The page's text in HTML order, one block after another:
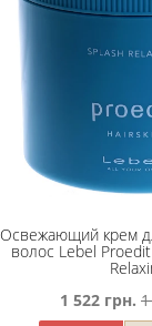
Освежающий крем
волос Lebel
1 522 грн.